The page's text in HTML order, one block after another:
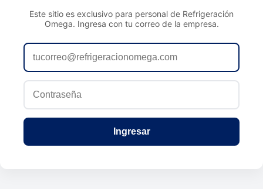
Este sitio es exclusivo para personal de Refrigeración
Omega. Ingresa con tu correo de la empresa.
Ingresar